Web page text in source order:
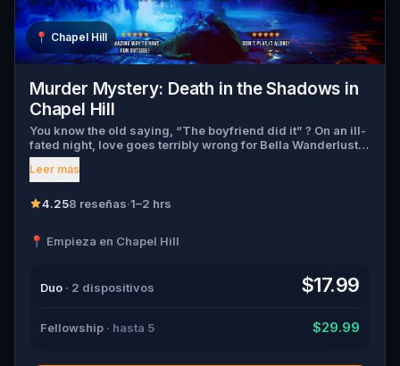
📍 Chapel Hill
Murder Mystery: Death in the Shadows in
Chapel Hill
You know the old saying, “The boyfriend did it” ? On an ill-
fated night, love goes terribly wrong for Bella Wanderlust
and Walter Bridges . Bella, a famous travel blogger, was
found dead during a ghost tour led by the theatrical Percy
Walter, the obsessed boyfriend? Percy, the ghost tour
suspects, and expose the real murderer before they strike
Leer más
4.258 reseñas·1–2 hrs
📍 Empieza en Chapel Hill
Duo · 2 dispositivos $17.99
Fellowship · hasta 5 $29.99